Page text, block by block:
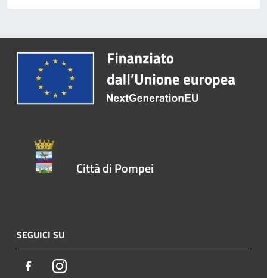
Città di Pompei
SEGUICI SU
FacebookInstagram